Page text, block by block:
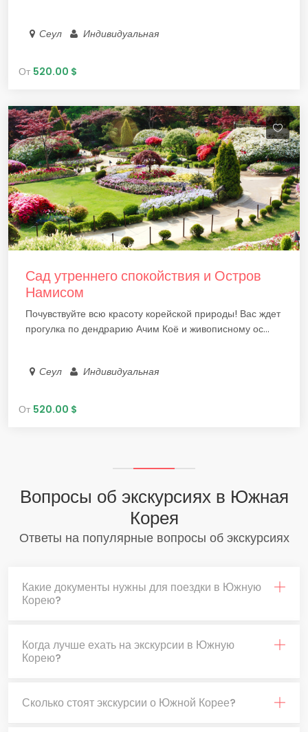
Сеул Индивидуальная
От 520.00 $
Сад утреннего спокойствия и Остров
Намисом
Почувствуйте всю красоту корейской природы! Вас ждет
прогулка по дендрарию Ачим Коё и живописному ос...
Сеул Индивидуальная
От 520.00 $
Вопросы об экскурсиях в Южная
Корея
Ответы на популярные вопросы об экскурсиях
Какие документы нужны для поездки в Южную
Корею?
Когда лучше ехать на экскурсии в Южную
Корею?
Сколько стоят экскурсии о Южной Корее?